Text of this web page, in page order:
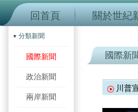
回首頁 關於世紀
分類新聞
國際新聞
政治新聞
兩岸新聞
國際新
川普